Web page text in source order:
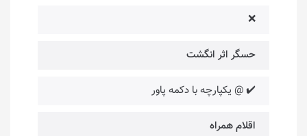
❌
حسگر اثر انگشت
✔️ @ یکپارچه با دکمه پاور
اقلام همراه